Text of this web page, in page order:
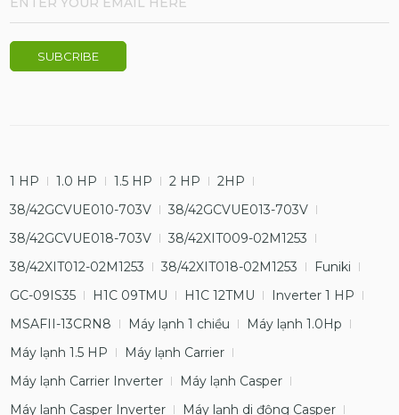
1 HP 1.0 HP 1.5 HP 2 HP
2HP
38/42GCVUE010-703V
38/42GCVUE013-703V
38/42GCVUE018-703V
38/42XIT009-02M1253
38/42XIT012-02M1253
38/42XIT018-02M1253
Funiki
GC-09IS35
H1C 09TMU H1C 12TMU
Inverter 1 HP
MSAFII-13CRN8
Máy lạnh 1 chiều
Máy lạnh 1.0Hp
Máy lạnh 1.5 HP
Máy lạnh Carrier
Máy lạnh Carrier Inverter
Máy lạnh Casper
Máy lạnh Casper Inverter
Máy lạnh di động Casper